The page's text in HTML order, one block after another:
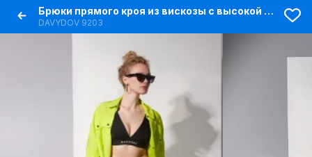
Брюки прямого кроя из вискозы с высокой посадкой
DAVYDOV 9203